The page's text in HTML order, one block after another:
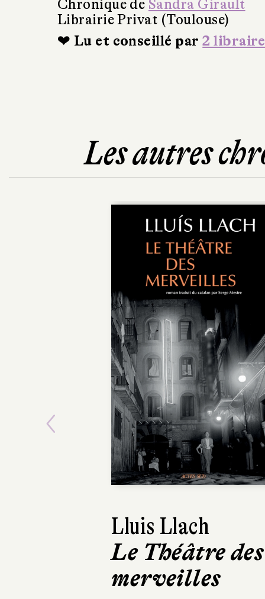
Chronique de Sandra Girault
Librairie Privat (Toulouse)
❤ Lu et conseillé par2
Les autres
Lluis Llach
Le Théâtre des
merveilles
Rick Bass
Sur la
en cuisine
Previous